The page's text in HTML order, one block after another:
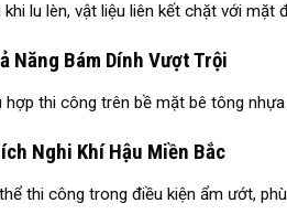
khi lu lèn, vật liệu liên kết chặt với
Năng Bám Dính Vượt Trội
hợp thi công trên bề mặt bê tông
Nghi Khí Hậu Miền Bắc
thi công trong điều kiện ẩm ướt,